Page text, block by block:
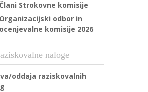
Strokovne komisije
Organizacijski odbor in
ocenjevalne komisije 2026
naloge
oddaja raziskovalnih